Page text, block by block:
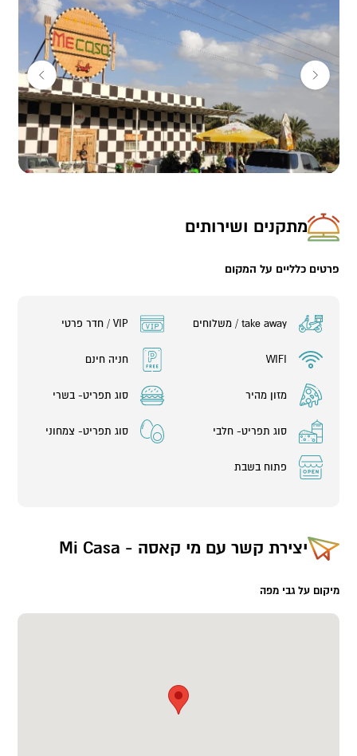
והמסורתית, והכל מעשה ידיהם של המארחים.
במקום גם תפריט בשרי במטבח נפרד.
המסעדה נמצאת בצפון ים המלח, 20 דקות מירושלים ופתוחה בכל ימות
השבוע כולל שישי שבת בהזמנה מראש.
מתקנים ושירותים
פרטים כלליים על המקום
take away / משלוחים VIP / חדר פרטי
WIFI חניה חינם
מזון מהיר סוג תפריט- בשרי
סוג תפריט- חלבי סוג תפריט- צמחוני
פתוח בשבת
יצירת קשר עם מי קאסה - Mi Casa
מיקום על גבי מפה